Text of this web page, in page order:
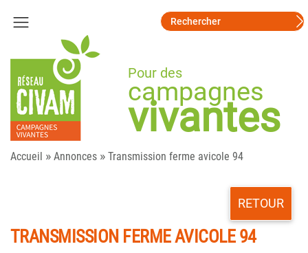
Pour des
campagnes
vivantes
Accueil » Annonces » Transmission ferme avicole 94
RETOUR
TRANSMISSION FERME AVICOLE 94